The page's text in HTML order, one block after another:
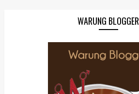
WARUNG BLOGGER